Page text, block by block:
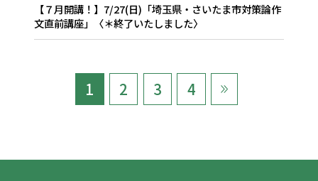
【７月開講！】7/27(日)「埼玉県・さいたま市対策論作
文直前講座」〈＊終了いたしました〉
1 2 3 4